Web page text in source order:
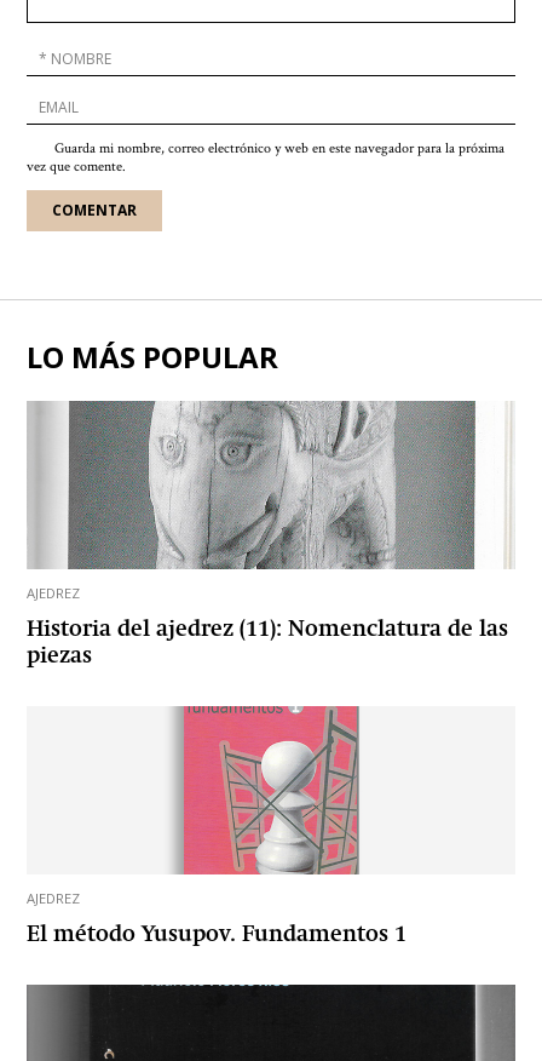
Guarda mi nombre, correo electrónico y web en este navegador para la próxima
vez que comente.
LO MÁS POPULAR
AJEDREZ
Historia del ajedrez (11): Nomenclatura de las
piezas
AJEDREZ
El método Yusupov. Fundamentos 1